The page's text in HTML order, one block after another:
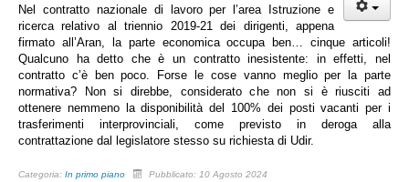
Nel contratto nazionale di lavoro per l’area Istruzione e
ricerca relativo al triennio 2019-21 dei dirigenti, appena
firmato all’Aran, la parte economica occupa ben… cinque articoli!
Qualcuno ha detto che è un contratto inesistente: in effetti, nel
contratto c’è ben poco. Forse le cose vanno meglio per la parte
normativa? Non si direbbe, considerato che non si è riusciti ad
ottenere nemmeno la disponibilità del 100% dei posti vacanti per i
trasferimenti interprovinciali, come previsto in deroga alla
contrattazione dal legislatore stesso su richiesta di Udir.
Categoria: In primo piano
Pubblicato: 10 Agosto 2024